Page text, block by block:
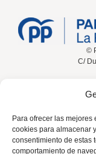
Para ofrecer las
cookies para almacenar
consentimiento de estas
comportamiento de
©
C/